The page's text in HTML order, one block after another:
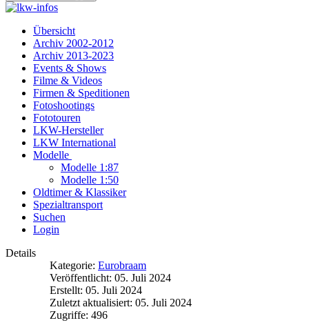
Übersicht
Archiv 2002-2012
Archiv 2013-2023
Events & Shows
Filme & Videos
Firmen & Speditionen
Fotoshootings
Fototouren
LKW-Hersteller
LKW International
Modelle
Modelle 1:87
Modelle 1:50
Oldtimer & Klassiker
Spezialtransport
Suchen
Login
Details
Kategorie: Eurobraam
Veröffentlicht: 05. Juli 2024
Erstellt: 05. Juli 2024
Zuletzt aktualisiert: 05. Juli 2024
Zugriffe: 496